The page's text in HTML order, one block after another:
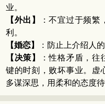
业。
【外出】
：不宜过于频
利。
【婚恋】
：防止上介绍人
【决策】
：性格矛盾，
键的时刻，败坏事业。虚
多谋深思，用柔和的态度待